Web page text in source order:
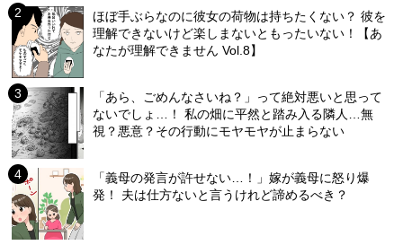
ほぼ手ぶらなのに彼女の荷物は持ちたくない？ 彼を
理解できないけど楽しまないともったいない！【あ
なたが理解できません Vol.8】
「あら、ごめんなさいね？」って絶対悪いと思って
ないでしょ…！ 私の畑に平然と踏み入る隣人…無
視？悪意？その行動にモヤモヤが止まらない
「義母の発言が許せない…！」嫁が義母に怒り爆
発！ 夫は仕方ないと言うけれど諦めるべき？